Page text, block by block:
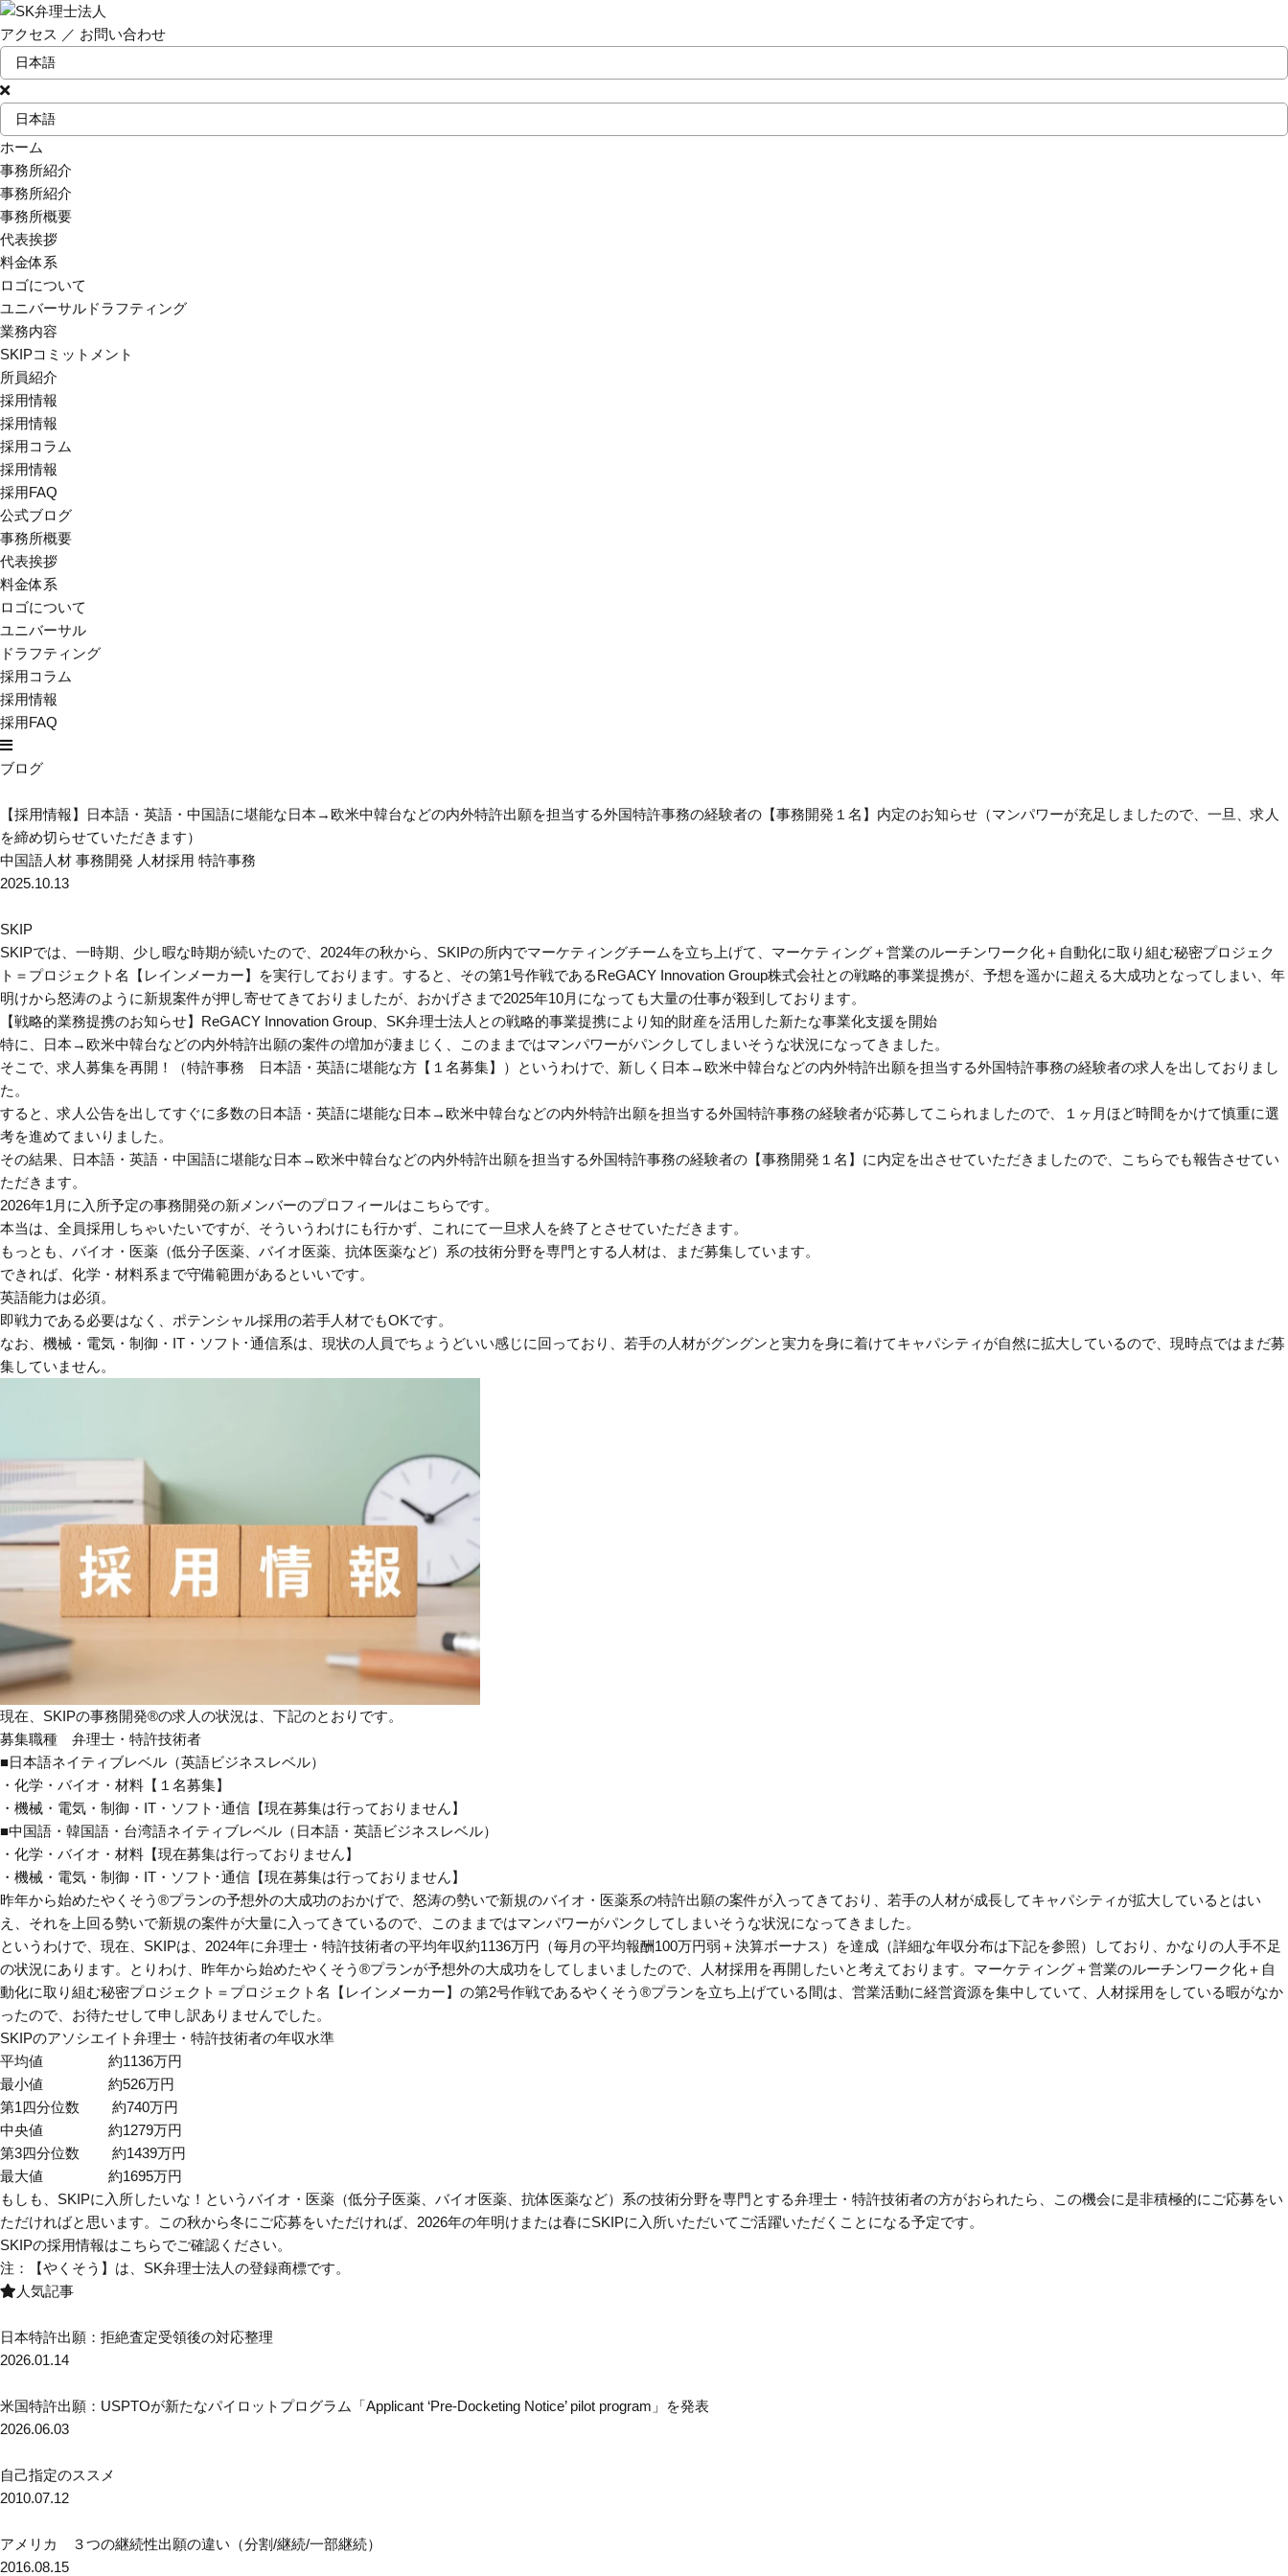
アクセス ／ お問い合わせ
ホーム
事務所紹介
事務所紹介
事務所概要
代表挨拶
料金体系
ロゴについて
ユニバーサルドラフティング
業務内容
SKIPコミットメント
所員紹介
採用情報
採用情報
採用コラム
採用情報
採用FAQ
公式ブログ
事務所概要
代表挨拶
料金体系
ロゴについて
ユニバーサル
ドラフティング
採用コラム
採用情報
採用FAQ
ブログ
【採用情報】日本語・英語・中国語に堪能な日本→欧米中韓台などの内外特許出願を担当する外国特許事務の経験者の【事務開発１名】内定のお知らせ（マンパワーが充足しましたので、一旦、求人
を締め切らせていただきます）
中国語人材 事務開発 人材採用 特許事務
2025.10.13
SKIP
SKIPでは、一時期、少し暇な時期が続いたので、2024年の秋から、SKIPの所内でマーケティングチームを立ち上げて、マーケティング＋営業のルーチンワーク化＋自動化に取り組む秘密プロジェク
ト＝プロジェクト名【レインメーカー】を実行しております。すると、その第1号作戦であるReGACY Innovation Group株式会社との戦略的事業提携が、予想を遥かに超える大成功となってしまい、年
明けから怒涛のように新規案件が押し寄せてきておりましたが、おかげさまで2025年10月になっても大量の仕事が殺到しております。
【戦略的業務提携のお知らせ】ReGACY Innovation Group、SK弁理士法人との戦略的事業提携により知的財産を活用した新たな事業化支援を開始
特に、日本→欧米中韓台などの内外特許出願の案件の増加が凄まじく、このままではマンパワーがパンクしてしまいそうな状況になってきました。
そこで、求人募集を再開！（特許事務 日本語・英語に堪能な方【１名募集】）というわけで、新しく日本→欧米中韓台などの内外特許出願を担当する外国特許事務の経験者の求人を出しておりまし
た。
すると、求人公告を出してすぐに多数の日本語・英語に堪能な日本→欧米中韓台などの内外特許出願を担当する外国特許事務の経験者が応募してこられましたので、１ヶ月ほど時間をかけて慎重に選
考を進めてまいりました。
その結果、日本語・英語・中国語に堪能な日本→欧米中韓台などの内外特許出願を担当する外国特許事務の経験者の【事務開発１名】に内定を出させていただきましたので、こちらでも報告させてい
ただきます。
2026年1月に入所予定の事務開発の新メンバーのプロフィールはこちらです。
本当は、全員採用しちゃいたいですが、そういうわけにも行かず、これにて一旦求人を終了とさせていただきます。
もっとも、バイオ・医薬（低分子医薬、バイオ医薬、抗体医薬など）系の技術分野を専門とする人材は、まだ募集しています。
できれば、化学・材料系まで守備範囲があるといいです。
英語能力は必須。
即戦力である必要はなく、ポテンシャル採用の若手人材でもOKです。
なお、機械・電気・制御・IT・ソフト･通信系は、現状の人員でちょうどいい感じに回っており、若手の人材がグングンと実力を身に着けてキャパシティが自然に拡大しているので、現時点ではまだ募
集していません。
現在、SKIPの事務開発®の求人の状況は、下記のとおりです。
募集職種 弁理士・特許技術者
■日本語ネイティブレベル（英語ビジネスレベル）
・化学・バイオ・材料【１名募集】
・機械・電気・制御・IT・ソフト･通信【現在募集は行っておりません】
■中国語・韓国語・台湾語ネイティブレベル（日本語・英語ビジネスレベル）
・化学・バイオ・材料【現在募集は行っておりません】
・機械・電気・制御・IT・ソフト･通信【現在募集は行っておりません】
昨年から始めたやくそう®プランの予想外の大成功のおかげで、怒涛の勢いで新規のバイオ・医薬系の特許出願の案件が入ってきており、若手の人材が成長してキャパシティが拡大しているとはい
え、それを上回る勢いで新規の案件が大量に入ってきているので、このままではマンパワーがパンクしてしまいそうな状況になってきました。
というわけで、現在、SKIPは、2024年に弁理士・特許技術者の平均年収約1136万円（毎月の平均報酬100万円弱＋決算ボーナス）を達成（詳細な年収分布は下記を参照）しており、かなりの人手不足
の状況にあります。とりわけ、昨年から始めたやくそう®プランが予想外の大成功をしてしまいましたので、人材採用を再開したいと考えております。マーケティング＋営業のルーチンワーク化＋自
動化に取り組む秘密プロジェクト＝プロジェクト名【レインメーカー】の第2号作戦であるやくそう®プランを立ち上げている間は、営業活動に経営資源を集中していて、人材採用をしている暇がなか
ったので、お待たせして申し訳ありませんでした。
SKIPのアソシエイト弁理士・特許技術者の年収水準
平均値 約1136万円
最小値 約526万円
第1四分位数 約740万円
中央値 約1279万円
第3四分位数 約1439万円
最大値 約1695万円
もしも、SKIPに入所したいな！というバイオ・医薬（低分子医薬、バイオ医薬、抗体医薬など）系の技術分野を専門とする弁理士・特許技術者の方がおられたら、この機会に是非積極的にご応募をい
ただければと思います。この秋から冬にご応募をいただければ、2026年の年明けまたは春にSKIPに入所いただいてご活躍いただくことになる予定です。
SKIPの採用情報はこちらでご確認ください。
注：【やくそう】は、SK弁理士法人の登録商標です。
人気記事
日本特許出願：拒絶査定受領後の対応整理
2026.01.14
米国特許出願：USPTOが新たなパイロットプログラム「Applicant ‘Pre-Docketing Notice’ pilot program」を発表
2026.06.03
自己指定のススメ
2010.07.12
アメリカ ３つの継続性出願の違い（分割/継続/一部継続）
2016.08.15